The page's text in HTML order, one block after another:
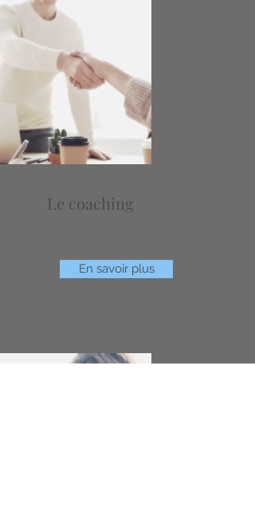
Le coaching
En savoir plus